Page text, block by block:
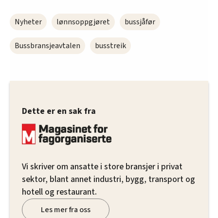
Nyheter lønnsoppgjøret bussjåfør
Bussbransjeavtalen busstreik
Dette er en sak fra
Vi skriver om ansatte i store bransjer i privat
sektor, blant annet industri, bygg, transport og
hotell og restaurant.
Les mer fra oss